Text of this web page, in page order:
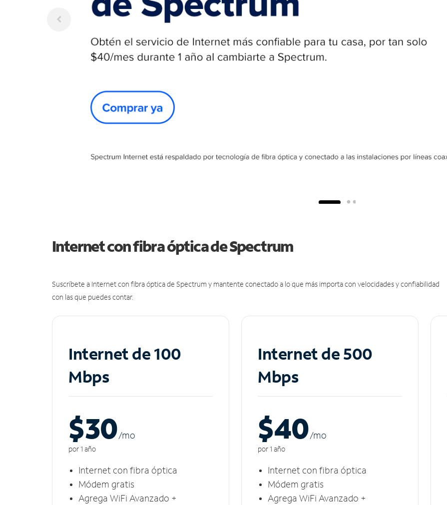
Internet con fibra óptica de Spectrum
Suscríbete a Internet con fibra óptica de Spectrum y mantente conectado a lo que más importa con velocidades y confiabilidad
con las que puedes contar.
Internet de 100
Mbps
$30/mo
por 1 año
Internet con fibra óptica
Módem gratis
Agrega WiFi Avanzado +
Internet de 500
Mbps
$40/mo
por 1 año
Internet con fibra óptica
Módem gratis
Agrega WiFi Avanzado +